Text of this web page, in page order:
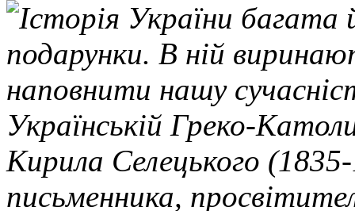
Історія України багата
подарунки. В ній
наповнити нашу
Українській Греко-
Кирила Селецького
письменника,